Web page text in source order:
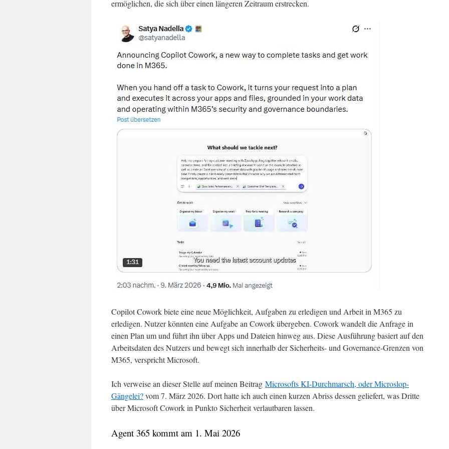
ermöglichen, die sich über einen längeren Zeitraum erstrecken.
Copilot Cowork biete eine neue Möglichkeit, Aufgaben zu erledigen und Arbeit in M365 zu
erledigen. Nutzer könnten eine Aufgabe an Cowork übergeben. Cowork wandelt die Anfrage in
einen Plan um und führt ihn über Apps und Dateien hinweg aus. Diese Ausführung basiert auf den
Arbeitsdaten des Nutzers und bewegt sich innerhalb der Sicherheits- und Governance-Grenzen von
M365, verspricht Microsoft.
Ich verweise an dieser Stelle auf meinen Beitrag Microsofts KI-Durchmarsch, oder Microslop-
Gängelei?vom 7. März 2026. Dort hatte ich auch einen kurzen Abriss dessen geliefert, was Dritte
über Microsoft Cowork in Punkto Sicherheit verlautbaren lassen.
Agent 365 kommt am 1. Mai 2026